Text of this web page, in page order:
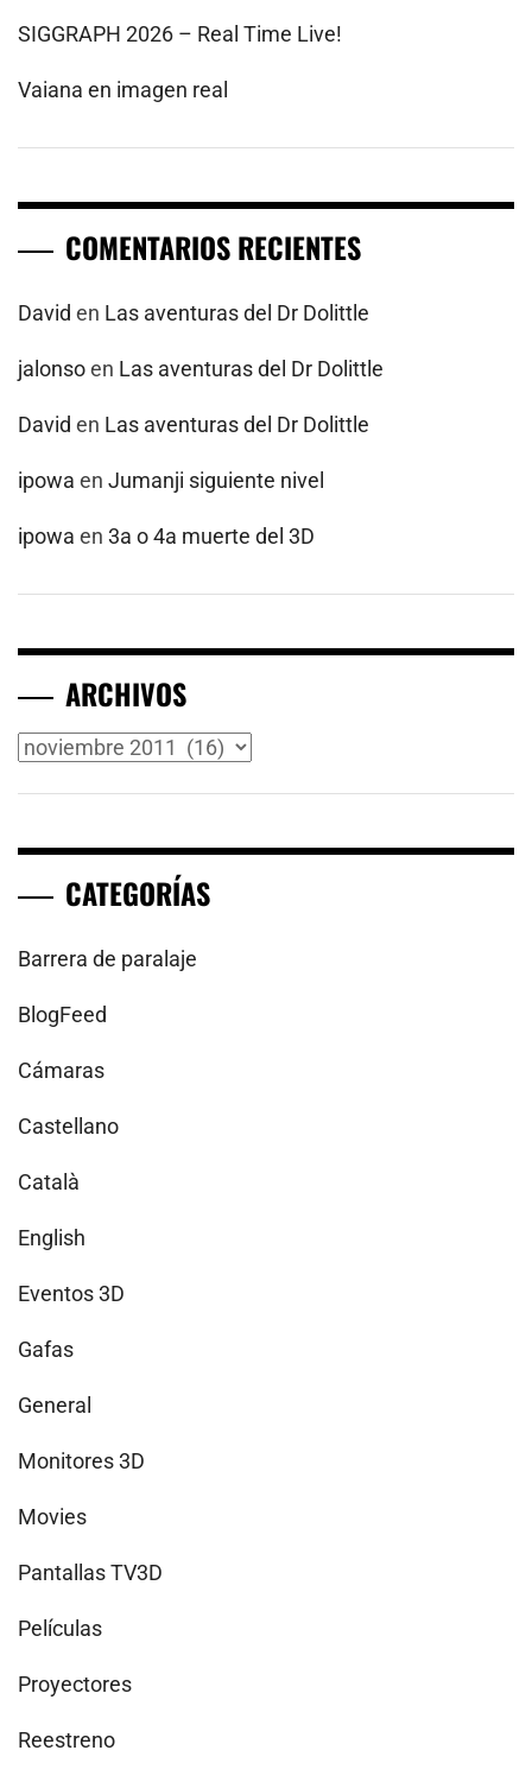
SIGGRAPH 2026 – Real Time Live!
Vaiana en imagen real
COMENTARIOS RECIENTES
David en Las aventuras del Dr Dolittle
jalonsoen Las aventuras del Dr Dolittle
David en Las aventuras del Dr Dolittle
ipowa en Jumanji siguiente nivel
ipowa en 3a o 4a muerte del 3D
ARCHIVOS
Archivos
CATEGORÍAS
Barrera de paralaje
BlogFeed
Cámaras
Castellano
Català
English
Eventos 3D
Gafas
General
Monitores 3D
Movies
Pantallas TV3D
Películas
Proyectores
Reestreno